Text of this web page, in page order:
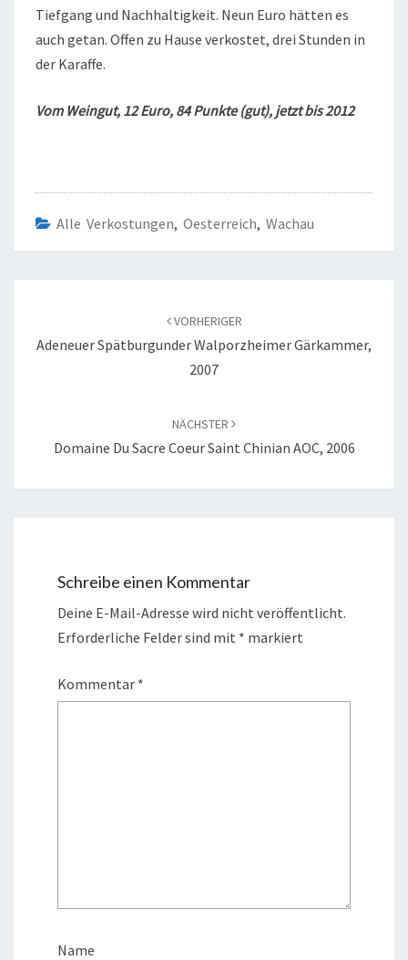
Tiefgang und Nachhaltigkeit. Neun Euro hätten es
auch getan. Offen zu Hause verkostet, drei Stunden in
der Karaffe.
Vom Weingut, 12 Euro, 84 Punkte (gut), jetzt bis 2012
Alle Verkostungen, Oesterreich, Wachau
VORHERIGER
Adeneuer Spätburgunder Walporzheimer Gärkammer,
2007
NÄCHSTER
Domaine Du Sacre Coeur Saint Chinian AOC, 2006
Schreibe einen Kommentar
Deine E-Mail-Adresse wird nicht veröffentlicht.
Erforderliche Felder sind mit * markiert
Kommentar *
Name